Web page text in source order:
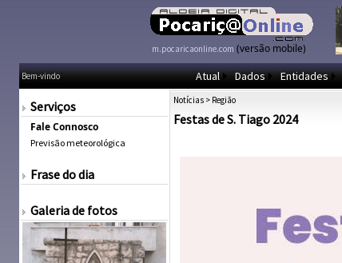
m.pocaricaonline.com (versão mobile)
Bem-vindo Atual Dados Entidades
Serviços
Fale Connosco
Previsão meteorológica
Frase do dia
Galeria de fotos
Notícias > Região
Festas de S. Tiago 2024